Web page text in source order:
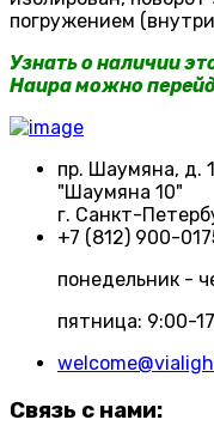
погружением
Узнать о наличии
Haupa можно
пр. Шаумяна, д.
"Шаумяна 10"
г. Санкт-
+7 (812) 900-
понедельник -
пятница: 9:00-
Связь с нами: